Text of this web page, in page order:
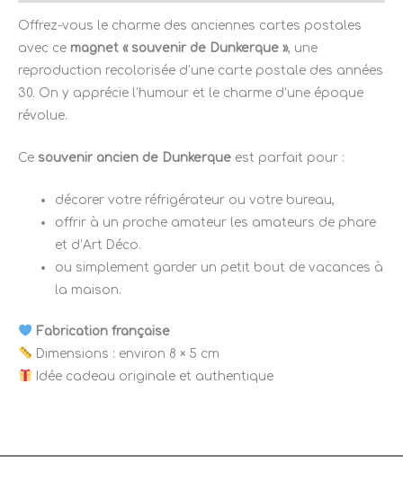
Offrez-vous le charme des anciennes cartes postales
avec ce magnet « souvenir de Dunkerque », une
reproduction recolorisée d’une carte postale des années
30. On y apprécie l’humour et le charme d’une époque
révolue.
Ce souvenir ancien de Dunkerque est parfait pour :
décorer votre réfrigérateur ou votre bureau,
offrir à un proche amateur les amateurs de phare
et d’Art Déco.
ou simplement garder un petit bout de vacances à
la maison.
Fabrication française
Dimensions : environ 8 × 5 cm
Idée cadeau originale et authentique